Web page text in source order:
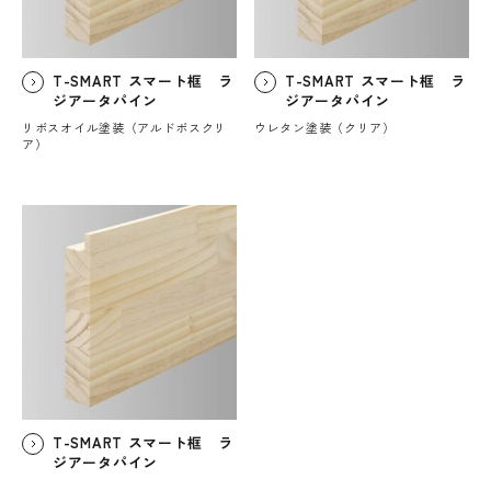
T-SMART スマート框 ラ
ジアータパイン
リボスオイル塗装（アルドボスクリ
ア）
T-SMART スマート框 ラ
ジアータパイン
ウレタン塗装（クリア）
T-SMART スマート框 ラ
ジアータパイン